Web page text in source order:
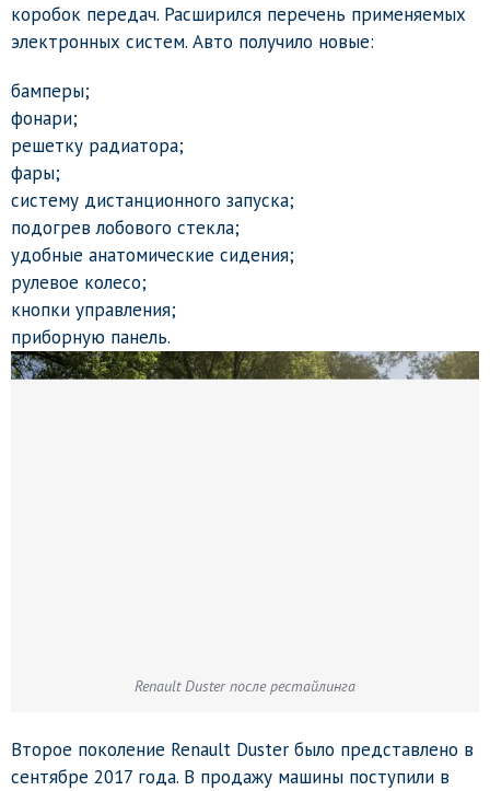
коробок передач. Расширился перечень применяемых
электронных систем. Авто получило новые:
бамперы;
фонари;
решетку радиатора;
фары;
систему дистанционного запуска;
подогрев лобового стекла;
удобные анатомические сидения;
рулевое колесо;
кнопки управления;
приборную панель.
Renault Duster после рестайлинга
Второе поколение Renault Duster было представлено в
сентябре 2017 года. В продажу машины поступили в